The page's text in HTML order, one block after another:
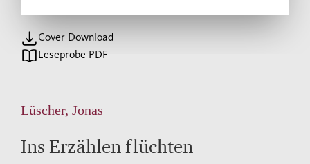
Cover Download
Leseprobe PDF
Lüscher, Jonas
Ins Erzählen flüchten